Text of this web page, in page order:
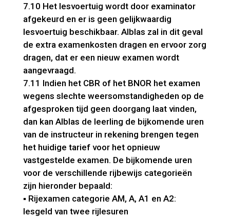
7.10 Het lesvoertuig wordt door examinator
afgekeurd en er is geen gelijkwaardig
lesvoertuig beschikbaar. Alblas zal in dit geval
de extra examenkosten dragen en ervoor zorg
dragen, dat er een nieuw examen wordt
aangevraagd.
7.11 Indien het CBR of het BNOR het examen
wegens slechte weersomstandigheden op de
afgesproken tijd geen doorgang laat vinden,
dan kan Alblas de leerling de bijkomende uren
van de instructeur in rekening brengen tegen
het huidige tarief voor het opnieuw
vastgestelde examen. De bijkomende uren
voor de verschillende rijbewijs categorieën
zijn hieronder bepaald:
▪ Rijexamen categorie AM, A, A1 en A2:
lesgeld van twee rijlesuren